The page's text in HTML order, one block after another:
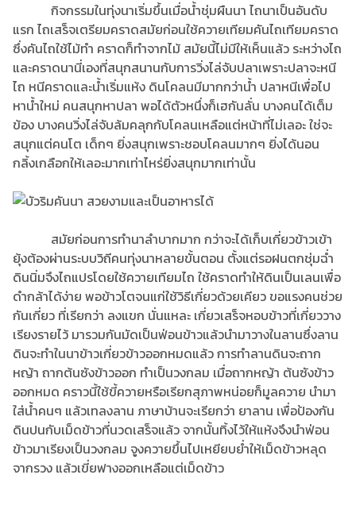
กิจกรรมในทุ่งนาเริ่มขึ้นเมื่อน้ำชุ่มผืนนา ไถนาเป็นอันดับ
แรก ไถเสร็จเตรียมคราดสมัยก่อนใช้ควายเทียมคันไถเทียมคราด
ซึ่งคันไถใช้ไม้ทำ คราดก็ทำจากไม้ สมัยนี้ไม่มีให้เห็นแล้ว ระหว่างไถ
และคราดนานี่เองที่สนุกสนานกับการวิ่งไล่จับปลาเพราะปลาจะหนี
ไถ หนีคราดและน้ำเริ่มแห้ง ดินโคลนมีมากกว่าน้ำ ปลาหนีเพื่อไป
หาน้ำใหม่ คนสนุกหาปลา พอได้ตัวหนึ่งก็เฮกันลั่น บางคนได้เต็ม
ข้อง บางคนวิ่งไล่จับล้มคลุกกับโคลนเหลือแต่หน้าที่ไม่เลอะ ใช่จะ
สนุกแต่คนโต เด็กๆ ยิ่งสนุกเพราะชอบโคลนมากๆ ยิ่งได้นอน
กลิ้งเกลือกให้เลอะมากเท่าไหร่ยิ่งสนุกมากเท่านั้น
สมัยก่อนการทำนาลำบากมาก กว่าจะได้เก็บเกี่ยวข้าวเข้า
ยุ้งต้องผ่านระบบวิถีคนทุ่งนาหลายขั้นตอน ตั้งแต่รอฝนตกชุ่มฉ่ำ
ดินนิ่มจึงไถแปรโดยใช้ควายเทียมไถ ใช้คราดทำให้ดินเป็นเลนเพื่อ
ดำกล้าได้ง่าย พอข้าวโตจนแก่ใช้วิธีเกี่ยวด้วยเคียว ขอแรงคนช่วย
กันเกี่ยว ที่เรียกว่า ลงแขก นั่นแหละ เกี่ยวเสร็จหอบข้าวที่เกี่ยววาง
เรียงรายไว้ มารวมกันมัดเป็นฟ่อนข้าวแล้วนำมาวางในลานซึ่งลาน
ดินจะทำในนาข้าวเกี่ยวข้าวออกหมดแล้ว การทำลานดินจะถาก
หญ้า ถากต้นซังข้าวออก ทำเป็นวงกลม เมื่อถากหญ้า ต้นซังข้าว
ออกหมด คราวนี้ใช้ขี้ควายหรือเรียกสุภาพหน่อยก็มูลควาย นำมา
ใส่น้ำคนๆ แล้วเทลงลาน ภาษาบ้านจะเรียกว่า ยาลาน เพื่อป้องกัน
ดินปนกับเม็ดข้าวที่นวดเสร็จแล้ว จากนั้นทิ้งไว้ให้แห้งจึงนำฟ่อน
ข้าวมาเรียงเป็นวงกลม จูงควายขึ้นไปเหยียบย่ำให้เม็ดข้าวหลุด
จากรวง แล้วเขี่ยฟางออกเหลือแต่เม็ดข้าว